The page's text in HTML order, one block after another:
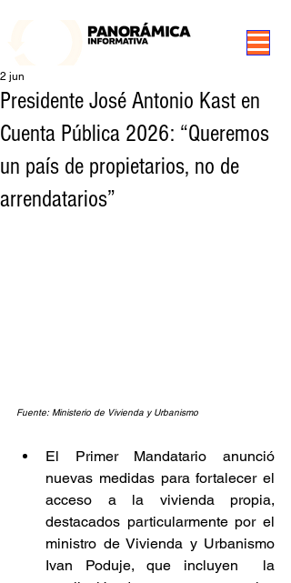
Presidente José Antonio Kast en
Cuenta Pública 2026: “Queremos
un país de propietarios, no de
arrendatarios”
2 jun
Fuente: Ministerio de Vivienda y Urbanismo
El Primer Mandatario anunció
nuevas medidas para fortalecer el
acceso a la vivienda propia,
destacados particularmente por el
ministro de Vivienda y Urbanismo
Ivan Poduje, que incluyen  la